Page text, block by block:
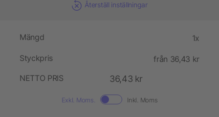
Återställ inställningar
Mängd 1x
Styckpris
från 36,43 kr
NETTO PRIS
36,43 kr
Exkl. Moms. Inkl. Moms